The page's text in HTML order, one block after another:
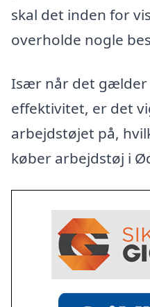
skal det inden for
overholde nogle
Især når det gælder
effektivitet, er det
arbejdstøjet på,
køber arbejdstøj i